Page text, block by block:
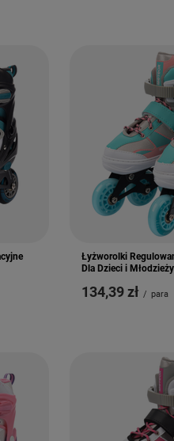
Łyżworolki
Dla Dzieci i
134,39 zł / para